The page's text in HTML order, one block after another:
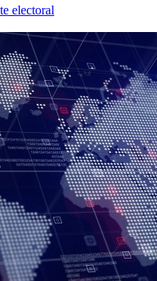
electoral